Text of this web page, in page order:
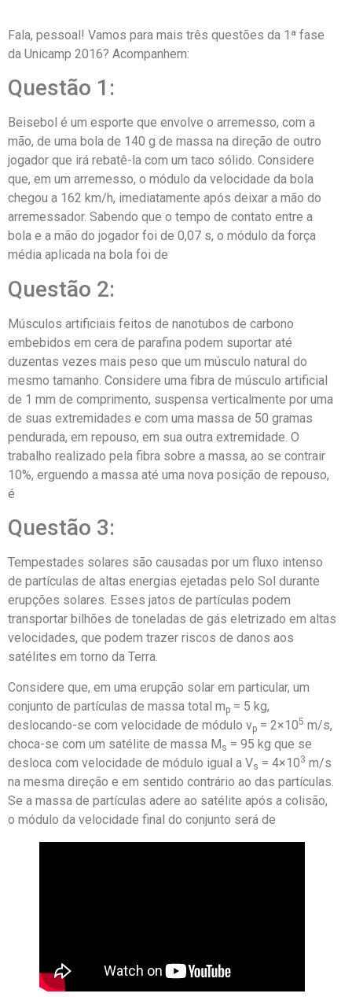
Fala, pessoal! Vamos para mais três questões da 1ª fase
da Unicamp 2016? Acompanhem:
Questão 1:
Beisebol é um esporte que envolve o arremesso, com a
mão, de uma bola de 140 g de massa na direção de outro
jogador que irá rebatê-la com um taco sólido. Considere
que, em um arremesso, o módulo da velocidade da bola
chegou a 162 km/h, imediatamente após deixar a mão do
arremessador. Sabendo que o tempo de contato entre a
bola e a mão do jogador foi de 0,07 s, o módulo da força
média aplicada na bola foi de
Questão 2:
Músculos artificiais feitos de nanotubos de carbono
embebidos em cera de parafina podem suportar até
duzentas vezes mais peso que um músculo natural do
mesmo tamanho. Considere uma fibra de músculo artificial
de 1 mm de comprimento, suspensa verticalmente por uma
de suas extremidades e com uma massa de 50 gramas
pendurada, em repouso, em sua outra extremidade. O
trabalho realizado pela fibra sobre a massa, ao se contrair
10%, erguendo a massa até uma nova posição de repouso,
é
Questão 3:
Tempestades solares são causadas por um fluxo intenso
de partículas de altas energias ejetadas pelo Sol durante
erupções solares. Esses jatos de partículas podem
transportar bilhões de toneladas de gás eletrizado em altas
velocidades, que podem trazer riscos de danos aos
satélites em torno da Terra.
Considere que, em uma erupção solar em particular, um
conjunto de partículas de massa total mp = 5 kg,
deslocando-se com velocidade de módulo vp = 2×105 m/s,
choca-se com um satélite de massa Ms = 95 kg que se
desloca com velocidade de módulo igual a Vs = 4×103 m/s
na mesma direção e em sentido contrário ao das partículas.
Se a massa de partículas adere ao satélite após a colisão,
o módulo da velocidade final do conjunto será de